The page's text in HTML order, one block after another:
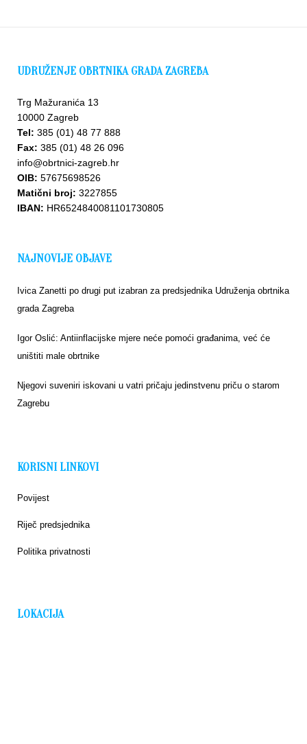
UDRUŽENJE OBRTNIKA GRADA ZAGREBA
Trg Mažuranića 13
10000 Zagreb
Tel: 385 (01) 48 77 888
Fax: 385 (01) 48 26 096
info@obrtnici-zagreb.hr
OIB: 57675698526
Matični broj: 3227855
IBAN: HR6524840081101730805
NAJNOVIJE OBJAVE
Ivica Zanetti po drugi put izabran za predsjednika Udruženja obrtnika
grada Zagreba
Igor Oslić: Antiinflacijske mjere neće pomoći građanima, već će
uništiti male obrtnike
Njegovi suveniri iskovani u vatri pričaju jedinstvenu priču o starom
Zagrebu
KORISNI LINKOVI
Povijest
Riječ predsjednika
Politika privatnosti
LOKACIJA